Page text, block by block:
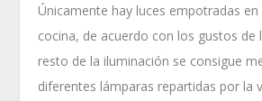
Únicamente hay luces empotradas
cocina, de acuerdo con los gustos de
resto de la iluminación se consigue
diferentes lámparas repartidas por la